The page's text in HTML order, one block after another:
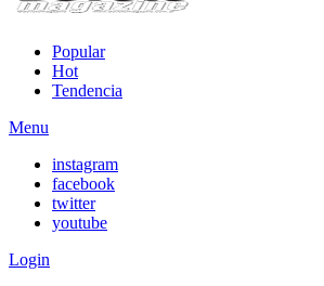
Popular
Hot
Tendencia
Menu
instagram
facebook
twitter
youtube
Login